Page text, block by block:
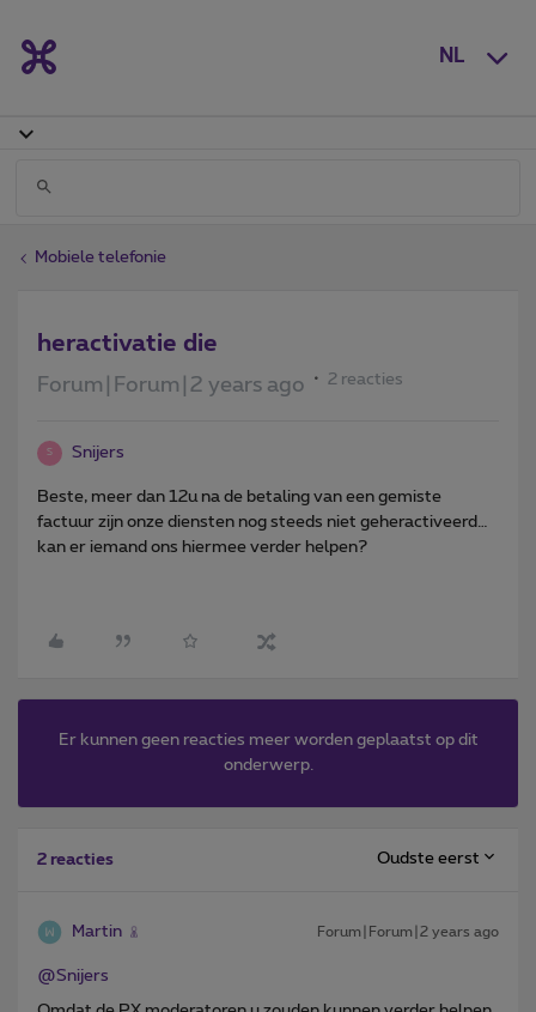
NL
Mobiele telefonie
heractivatie die
Forum|Forum|2 years ago 2 reacties
S Snijers
Beste, meer dan 12u na de betaling van een gemiste
factuur zijn onze diensten nog steeds niet geheractiveerd…
kan er iemand ons hiermee verder helpen?
Er kunnen geen reacties meer worden geplaatst op dit
onderwerp.
2 reacties Oudste eerst
Martin Forum|Forum|2 years ago
@Snijers